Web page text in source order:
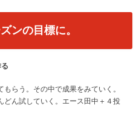
ンの目標に。
らう。その中で成果をみていく。
どん試していく。エース田中＋４投